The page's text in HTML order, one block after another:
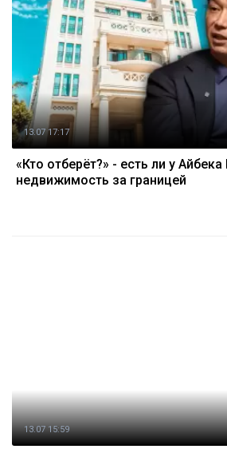
13.07 17:17
«Кто отберёт?» - есть ли у
недвижимость за границей
13.07 15:59